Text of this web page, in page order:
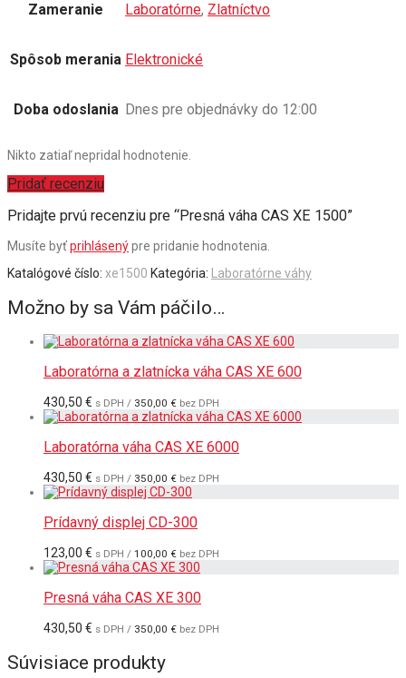
Zameranie
Laboratórne, Zlatníctvo
Spôsob merania Elektronické
Doba odoslania Dnes pre objednávky do 12:00
Nikto zatiaľ nepridal hodnotenie.
Pridať recenziu
Pridajte prvú recenziu pre “Presná váha CAS XE 1500”
Musíte byťprihlásenýpre pridanie hodnotenia.
Katalógové číslo: xe1500 Kategória: Laboratórne váhy
Možno by sa Vám páčilo…
Laboratórna a zlatnícka váha CAS XE 600
430,50 € s DPH / 350,00 € bez DPH
Laboratórna váha CAS XE 6000
430,50 € s DPH / 350,00 € bez DPH
Prídavný displej CD-300
123,00 € s DPH / 100,00 € bez DPH
Presná váha CAS XE 300
430,50 € s DPH / 350,00 € bez DPH
Súvisiace produkty